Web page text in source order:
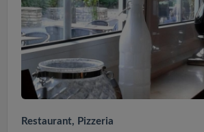
Restaurant, Pizzeria